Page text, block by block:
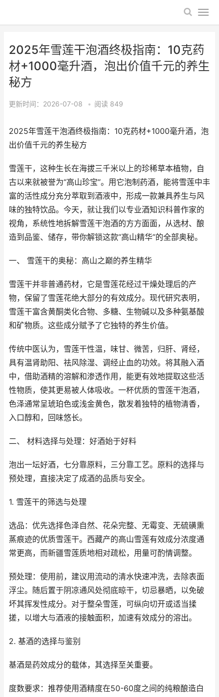
2025年雪莲干泡酒终极指南：10克药
材+1000毫升酒，泡出价值千元的养生
秘方
更新时间：2026-07-08 • 阅读 849
2025年雪莲干泡酒终极指南：10克药材+1000毫升酒，泡
出价值千元的养生秘方
雪莲干，这种生长在海拔三千米以上的珍稀草本植物，自
古以来就被誉为“高山珍宝”。用它泡制药酒，能将雪莲中丰
富的活性成分充分萃取到酒液中，形成一款兼具养生与风
味的独特饮品。今天，就让我们以专业酒知识科普作家的
视角，系统性地拆解雪莲干泡酒的方方面面，从选材、酿
造到品鉴、储存，带你解锁这款“高山精华”的全部奥秘。
一、 雪莲干的奥秘：高山之巅的养生精华
雪莲干并非普通药材，它是雪莲花经过干燥处理后的产
物，保留了雪莲花绝大部分的有效成分。现代研究表明，
雪莲干富含黄酮类化合物、多糖、生物碱以及多种氨基酸
和矿物质。这些成分赋予了它独特的养生价值。
传统中医认为，雪莲干性温，味甘、微苦，归肝、肾经，
具有温肾助阳、祛风除湿、调经止血的功效。将其融入酒
中，借助酒精的溶解和渗透作用，能更有效地提取这些活
性物质，使其更易被人体吸收。一杯优质的雪莲干泡酒，
色泽通常呈琥珀色或浅金黄色，散发着独特的植物清香，
入口醇和，回味悠长。
二、 材料选择与处理：好酒始于好料
泡出一坛好酒，七分靠原料，三分靠工艺。原料的选择与
预处理，直接决定了成酒的品质与安全。
1. 雪莲干的筛选与处理
选品：优先选择色泽自然、花朵完整、无霉变、无硫磺熏
蒸痕迹的优质雪莲干。西藏产的高山雪莲有效成分浓度通
常更高，而新疆雪莲质地相对疏松，用量可酌情调整。
预处理：使用前，建议用流动的清水快速冲洗，去除表面
浮尘。随后置于阴凉通风处彻底晾干，切忌暴晒，以免破
坏其挥发性成分。对于整朵雪莲，可纵向切开或适当揉
搓，以增大与酒液的接触面积，加速有效成分的溶出。
2. 基酒的选择与鉴别
基酒是药效成分的载体，其选择至关重要。
度数要求：推荐使用酒精度在50-60度之间的纯粮酿造白